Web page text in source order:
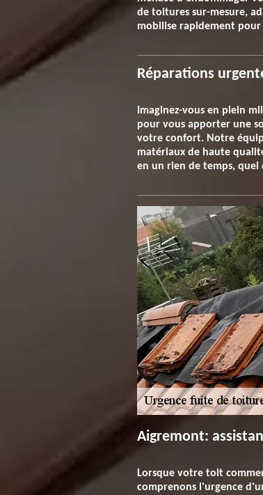
de toitures sur-mesure,
mobilise rapidement
Réparations
Imaginez-vous en plein
pour vous apporter une
votre confort. Notre
matériaux de haute
en un rien de temps,
Aigremont:
Lorsque votre toit
comprenons l'urgence